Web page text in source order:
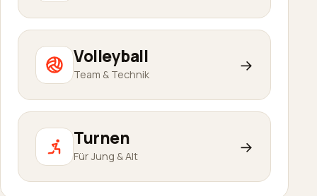
Volleyball
Team & Technik →
Turnen
Für Jung & Alt →